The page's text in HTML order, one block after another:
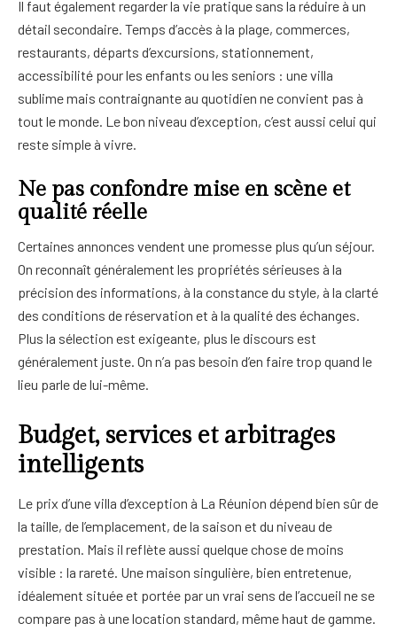
Il faut également regarder la vie pratique sans la réduire à un
détail secondaire. Temps d’accès à la plage, commerces,
restaurants, départs d’excursions, stationnement,
accessibilité pour les enfants ou les seniors : une villa
sublime mais contraignante au quotidien ne convient pas à
tout le monde. Le bon niveau d’exception, c’est aussi celui qui
reste simple à vivre.
Ne pas confondre mise en scène et
qualité réelle
Certaines annonces vendent une promesse plus qu’un séjour.
On reconnaît généralement les propriétés sérieuses à la
précision des informations, à la constance du style, à la clarté
des conditions de réservation et à la qualité des échanges.
Plus la sélection est exigeante, plus le discours est
généralement juste. On n’a pas besoin d’en faire trop quand le
lieu parle de lui-même.
Budget, services et arbitrages
intelligents
Le prix d’une villa d’exception à La Réunion dépend bien sûr de
la taille, de l’emplacement, de la saison et du niveau de
prestation. Mais il reflète aussi quelque chose de moins
visible : la rareté. Une maison singulière, bien entretenue,
idéalement située et portée par un vrai sens de l’accueil ne se
compare pas à une location standard, même haut de gamme.